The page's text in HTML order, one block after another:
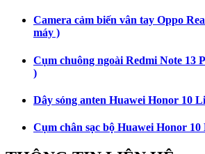
Camera cảm biến vân tay Oppo
máy )
Cụm chuông ngoài Redmi Note 13
)
Dây sóng anten Huawei Honor 10
Cụm chân sạc bộ Huawei Honor